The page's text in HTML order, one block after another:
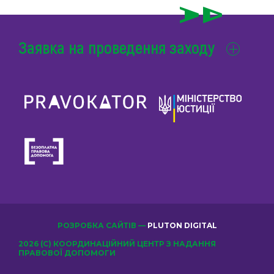
Заявка на проведення заходу
2026 (С) КООРДИНАЦІЙНИЙ ЦЕНТР З НАДАННЯ
ПРАВОВОЇ ДОПОМОГИ
РОЗРОБКА САЙТІВ — PLUTON DIGITAL